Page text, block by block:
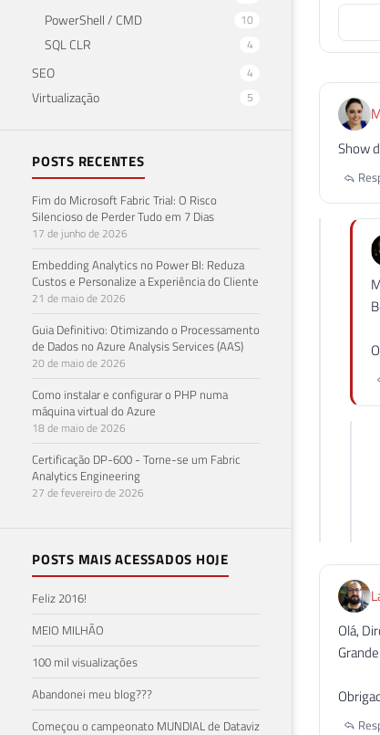
PowerShell / CMD 10
SQL CLR 4
SEO 4
Virtualização 5
POSTS RECENTES
Fim do Microsoft Fabric Trial: O Risco
Silencioso de Perder Tudo em 7 Dias
17 de junho de 2026
Embedding Analytics no Power BI: Reduza
Custos e Personalize a Experiência do Cliente
21 de maio de 2026
Guia Definitivo: Otimizando o Processamento
de Dados no Azure Analysis Services (AAS)
20 de maio de 2026
Como instalar e configurar o PHP numa
máquina virtual do Azure
18 de maio de 2026
Certificação DP-600 - Torne-se um Fabric
Analytics Engineering
27 de fevereiro de 2026
POSTS MAIS ACESSADOS HOJE
Feliz 2016!
MEIO MILHÃO
100 mil visualizações
Abandonei meu blog???
Começou o campeonato MUNDIAL de Dataviz
Show
Olá,